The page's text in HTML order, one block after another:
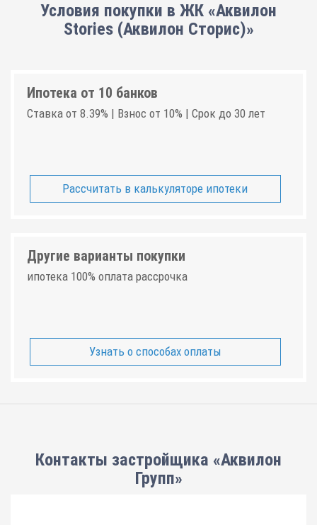
Условия покупки в ЖК «Аквилон
Stories (Аквилон Сторис)»
Ипотека от 10 банков
Ставка от 8.39% | Взнос от 10% | Срок до 30 лет
Рассчитать в калькуляторе ипотеки
Другие варианты покупки
ипотека 100% оплата рассрочка
Узнать о способах оплаты
Контакты застройщика «Аквилон
Групп»